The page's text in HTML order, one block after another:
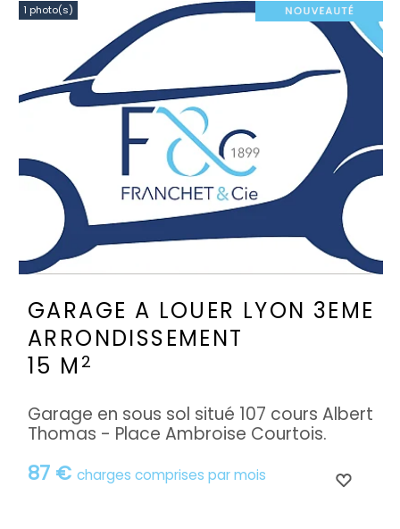
1 photo(s)
GARAGE A LOUER LYON 3EME
ARRONDISSEMENT
15 M 2
87 € charges comprises par mois
Garage en sous sol situé 107 cours Albert
Thomas - Place Ambroise Courtois.